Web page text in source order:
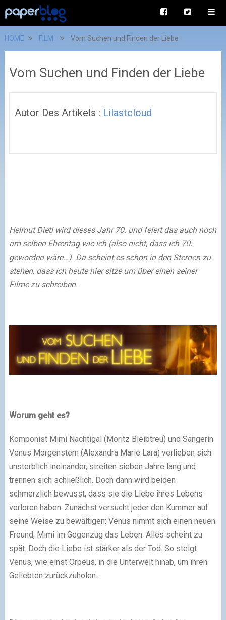
HOME FILM Vom Suchen und Finden der Liebe
Vom Suchen und Finden der Liebe
Autor Des Artikels : Lilastcloud
Helmut Dietl wird dieses Jahr 70. und feiert das auch noch
am selben Ehrentag wie ich (also nicht, dass ich 70.
geworden wäre…). Da scheint es schon in den Sternen zu
stehen, dass ich heute hier sitze um über einen seiner
Filme zu schreiben.
Worum geht es?
Komponist Mimi Nachtigal (Moritz Bleibtreu) und Sängerin
Venus Morgenstern (Alexandra Marie Lara) verlieben sich
unsterblich ineinander, streiten sieben Jahre lang und
trennen sich schließlich. Doch dann wird beiden
schmerzlich bewusst, dass sie die Liebe ihres Lebens
verloren haben. Zunächst versucht jeder den Kummer auf
seine Weise zu bewältigen: Venus nimmt sich einen neuen
Freund, Mimi im Gegenzug das Leben. Alles scheint zu
spät. Doch die Liebe ist stärker als der Tod. So steigt
Venus, wie einst Orpeus, in die Unterwelt hinab, um ihren
Geliebten zurückzuholen…